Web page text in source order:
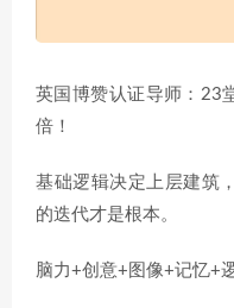
英国博赞认证导师：23
倍！
基础逻辑决定上层建筑
的迭代才是根本。
脑力+创意+图像+记忆+